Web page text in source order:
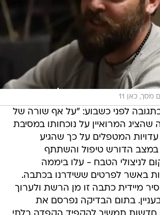
מסך, כאן 11
מסרו בתגובה לפני כשבוע: "על אף שורה של
שהציג המרואיין על נוכחותו במסיבת
המטפלים על כך שהגיע
הדורש טיפול והשתתף
לניצולי הטבח - עלו ביממה
באשר לפרטים ששידרנו בכתבה.
מיידית כתבה זו מן הרשת ולערוך
בתום הבדיקה נפרסם את